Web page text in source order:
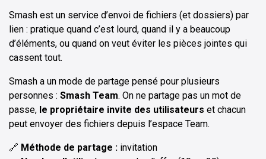
Smash est un service d’envoi de fichiers (et dossiers) par
lien : pratique quand c’est lourd, quand il y a beaucoup
d’éléments, ou quand on veut éviter les pièces jointes qui
cassent tout.
Smash a un mode de partage pensé pour plusieurs
personnes : Smash Team. On ne partage pas un mot de
passe, le propriétaire invite des utilisateurs et chacun
peut envoyer des fichiers depuis l’espace Team.
🔗 Méthode de partage : invitation